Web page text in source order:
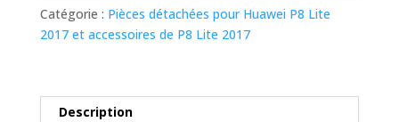
Huawei
P8
Catégorie : Pièces détachées pour Huawei P8 Lite
2017 et accessoires de P8 Lite 2017
Description